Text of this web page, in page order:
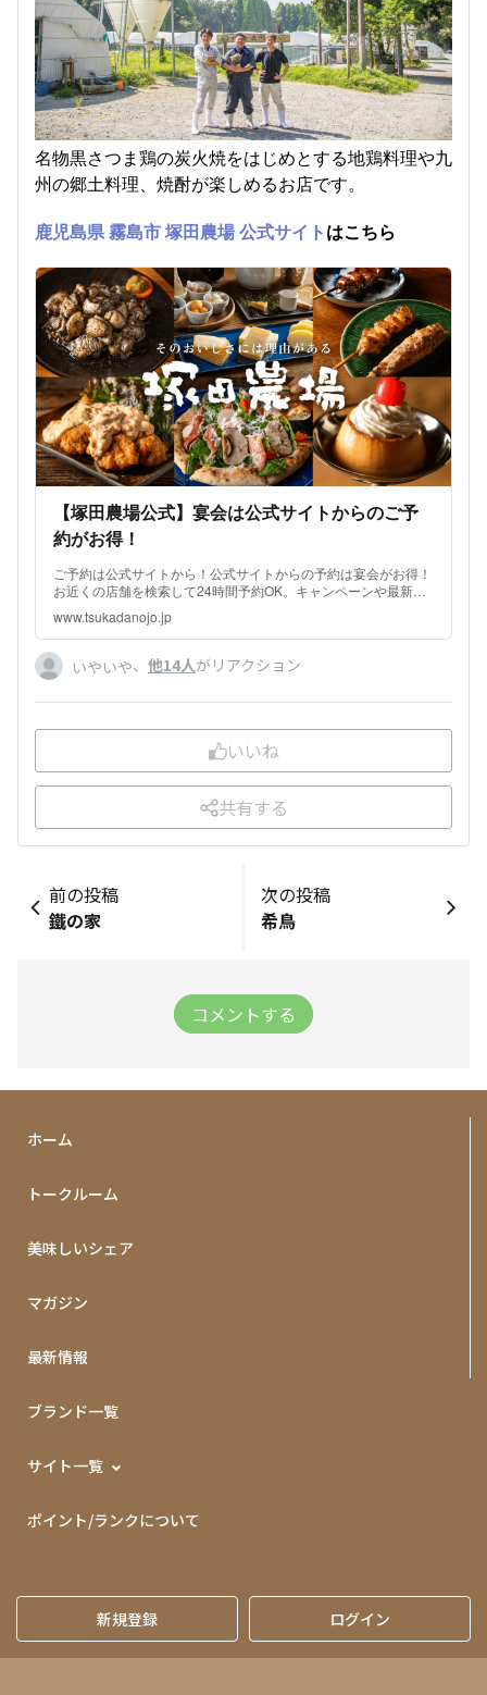
名物黒さつま鶏の炭火焼をはじめとする地鶏料理や九
州の郷土料理、焼酎が楽しめるお店です。
鹿児島県 霧島市 塚田農場 公式サイトはこちら
【塚田農場公式】宴会は公式サイトからのご予
約がお得！
ご予約は公式サイトから！公式サイトからの予約は宴会がお得！
お近くの店舗を検索して24時間予約OK。キャンペーンや最新の
www.tsukadanojo.jp
いやいや、 他14人がリアクション
いいね
共有する
前の投稿
鐵の家
次の投稿
希鳥
コメントする
ホーム
トークルーム
美味しいシェア
マガジン
最新情報
ブランド一覧
サイト一覧
ポイント/ランクについて
新規登録 ログイン